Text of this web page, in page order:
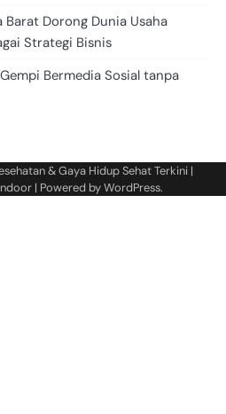
Barat Dorong Dunia Usaha
Strategi Bisnis
Bermedia Sosial tanpa
& Gaya Hidup Sehat Terkini |
| Powered byWordPress.